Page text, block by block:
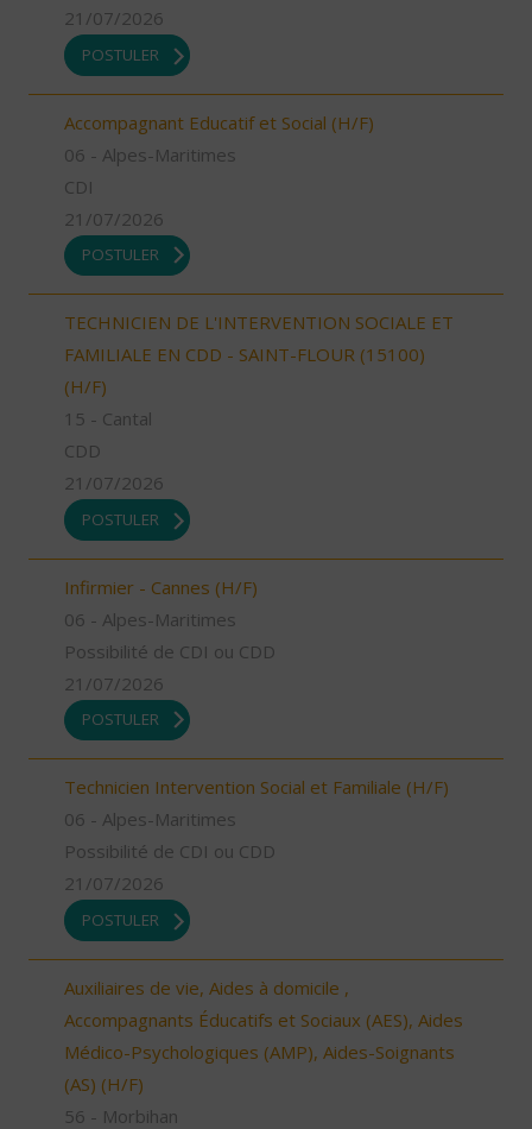
21/07/2026
POSTULER
Accompagnant Educatif et Social (H/F)
06 - Alpes-Maritimes
CDI
21/07/2026
POSTULER
TECHNICIEN DE L'INTERVENTION SOCIALE ET
FAMILIALE EN CDD - SAINT-FLOUR (15100)
(H/F)
15 - Cantal
CDD
21/07/2026
POSTULER
Infirmier - Cannes (H/F)
06 - Alpes-Maritimes
Possibilité de CDI ou CDD
21/07/2026
POSTULER
Technicien Intervention Social et Familiale (H/F)
06 - Alpes-Maritimes
Possibilité de CDI ou CDD
21/07/2026
POSTULER
Auxiliaires de vie, Aides à domicile ,
Accompagnants Éducatifs et Sociaux (AES), Aides
Médico-Psychologiques (AMP), Aides-Soignants
(AS) (H/F)
56 - Morbihan